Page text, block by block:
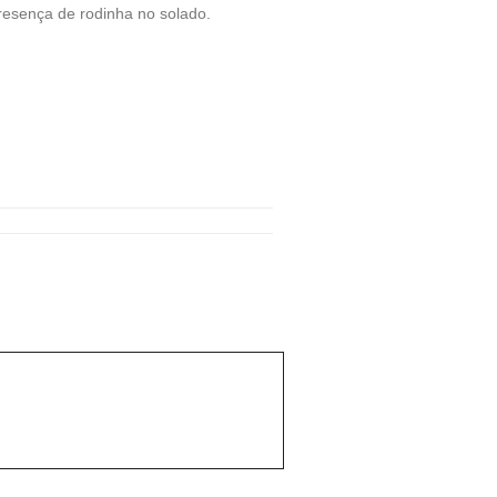
de rodinha no solado.